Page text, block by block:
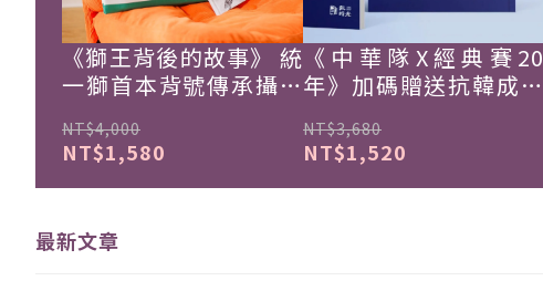
《獅王背後的故事》 統
一獅首本背號傳承攝影
NT$4,000
NT$1,580
《中華隊X經典賽20
年》加碼贈送抗韓成功
NT$3,680
NT$1,520
最新文章